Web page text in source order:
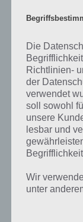
App
Pyramid Solitaire
einem einfachen
hunderte Level
Auch wenn die
Die
Richtlinien-
der
verwendet
soll sowohl
unsere
lesbar und
Wir
unter